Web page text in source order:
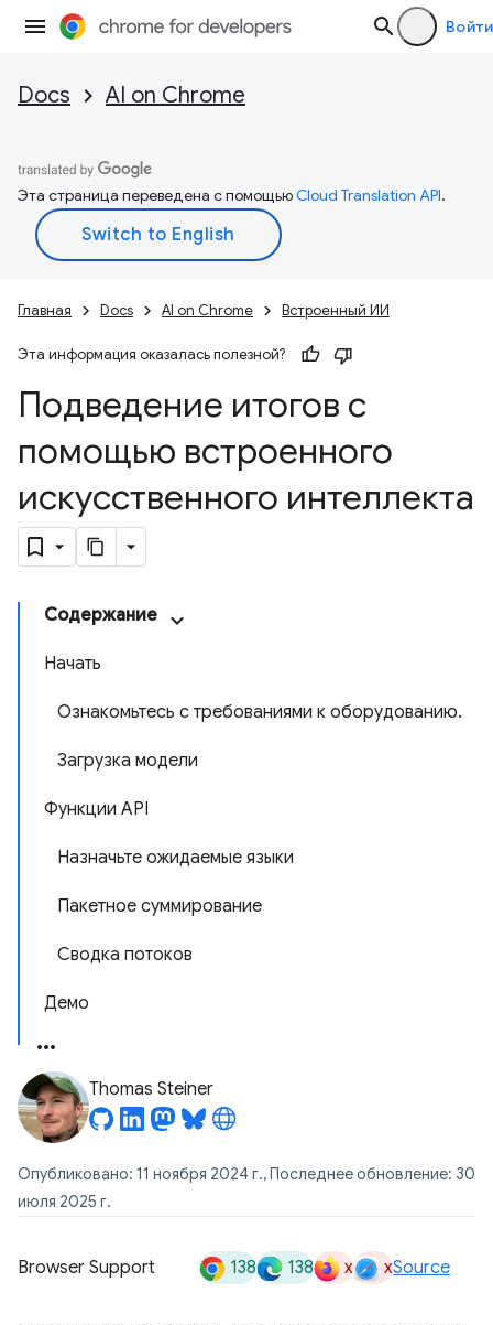
Войти
Docs AI on Chrome
Эта страница переведена с помощьюCloud Translation API.
Главная Docs AI on Chrome Встроенный ИИ
Эта информация оказалась полезной?
Подведение итогов с
помощью встроенного
искусственного интеллекта
Содержание
Начать
Ознакомьтесь с требованиями к оборудованию.
Загрузка модели
Функции API
Назначьте ожидаемые языки
Пакетное суммирование
Сводка потоков
Демо
Thomas Steiner
Опубликовано: 11 ноября 2024 г., Последнее обновление: 30
июля 2025 г.
Browser Support 138 138 x xSource